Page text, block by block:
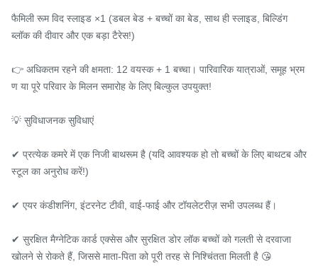
फैमिली रूम विद स्लाइड ×1 (डबल बेड + बच्चों का बेड, साथ ही स्लाइड, बिल्डिंग
ब्लॉक की दीवार और एक बड़ा टैरेस!)
👉 अधिकतम रहने की क्षमता: 12 वयस्क + 1 बच्चा। पारिवारिक यात्राओं, समूह भ्रम
ण या पूरे परिवार के मिलन समारोह के लिए बिल्कुल उपयुक्त!
💡 सुविधाजनक सुविधाएं
✔ प्रत्येक कमरे में एक निजी बाथरूम है (यदि आवश्यक हो तो बच्चों के लिए बाथटब और
स्टूल का अनुरोध करें!)
✔ एयर कंडीशनिंग, इंटरनेट टीवी, वाई-फाई और टॉयलेटरीज़ सभी उपलब्ध हैं।
✔ सुरक्षित मैग्नेटिक कार्ड एक्सेस और सुरक्षित डोर लॉक बच्चों को गलती से दरवाजा
खोलने से रोकते हैं, जिससे माता-पिता को पूरी तरह से निश्चिंतता मिलती है 😘